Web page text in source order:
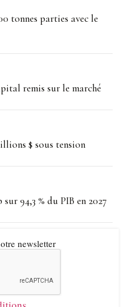
tonnes parties avec le
remis sur le marché
$ sous tension
94,3 % du PIB en 2027
newsletter